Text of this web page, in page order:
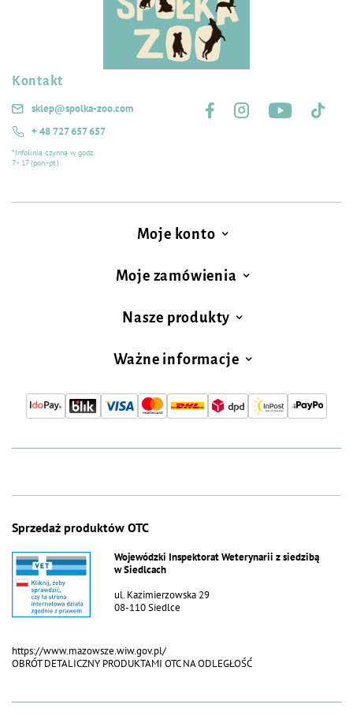
Kontakt
sklep@spolka-zoo.com
+ 48 727 657 657
*Infolinia czynna w godz.
7 - 17 (pon.-pt.)
Moje konto
Moje zamówienia
Nasze produkty
Ważne informacje
Sprzedaż produktów OTC
Wojewódzki Inspektorat Weterynarii z siedzibą
w Siedlcach
ul. Kazimierzowska 29
08-110 Siedlce
https://www.mazowsze.wiw.gov.pl/
OBRÓT DETALICZNY PRODUKTAMI OTC NA ODLEGŁOŚĆ